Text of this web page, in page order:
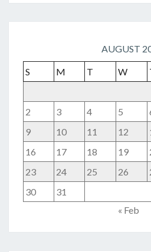
AUGUST
S M T W
2
3 4 5
9
10 11 12
16
17 18 19
23
24 25 26
30
31
« Feb